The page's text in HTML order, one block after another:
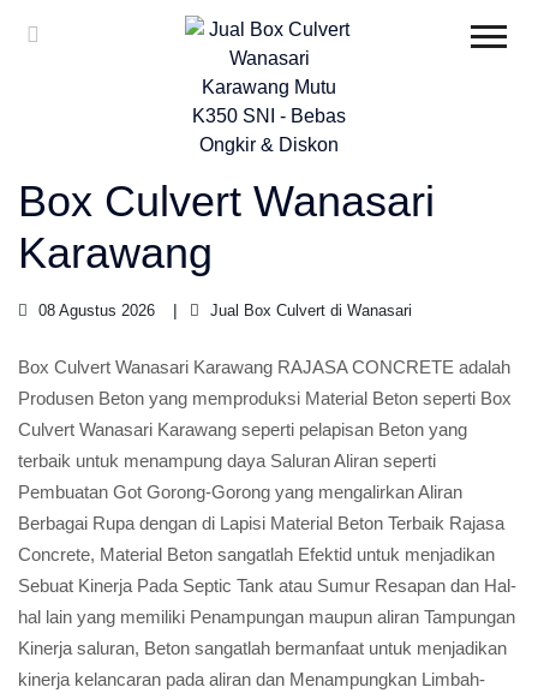
Box Culvert Wanasari
Karawang
08 Agustus 2026 Jual Box Culvert di Wanasari
Box Culvert Wanasari Karawang RAJASA CONCRETE adalah
Produsen Beton yang memproduksi Material Beton seperti Box
Culvert Wanasari Karawang seperti pelapisan Beton yang
terbaik untuk menampung daya Saluran Aliran seperti
Pembuatan Got Gorong-Gorong yang mengalirkan Aliran
Berbagai Rupa dengan di Lapisi Material Beton Terbaik Rajasa
Concrete, Material Beton sangatlah Efektid untuk menjadikan
Sebuat Kinerja Pada Septic Tank atau Sumur Resapan dan Hal-
hal lain yang memiliki Penampungan maupun aliran Tampungan
Kinerja saluran, Beton sangatlah bermanfaat untuk menjadikan
kinerja kelancaran pada aliran dan Menampungkan Limbah-